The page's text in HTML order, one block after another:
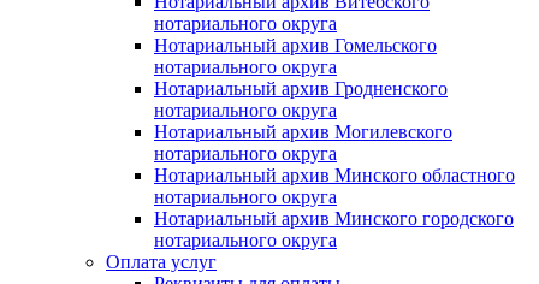
нотариального округа
Нотариальный архив Гомельского
нотариального округа
Нотариальный архив Гродненского
нотариального округа
Нотариальный архив Могилевского
нотариального округа
Нотариальный архив Минского областного
нотариального округа
Нотариальный архив Минского городского
нотариального округа
Оплата услуг